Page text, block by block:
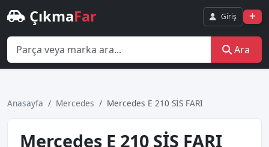
ÇıkmaFar Giriş
Ara
Anasayfa Mercedes Mercedes E 210 SİS FARI
Mercedes E 210 SİS FARI